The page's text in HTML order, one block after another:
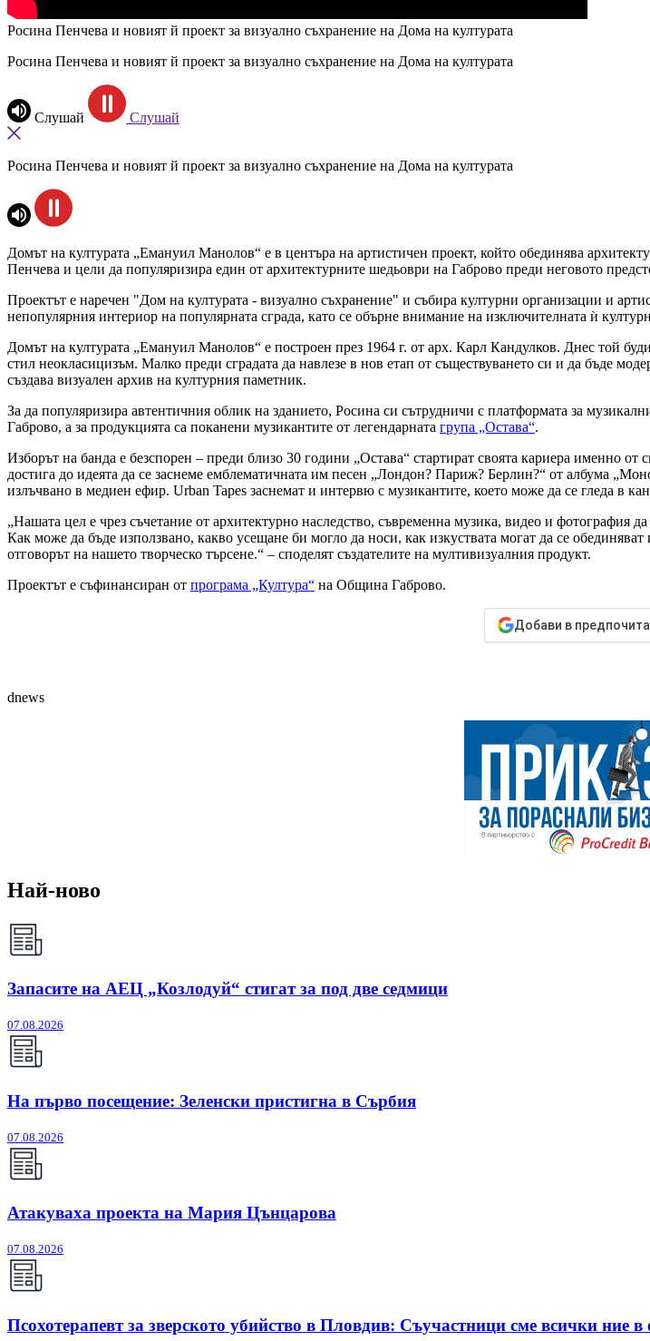
Росина Пенчева и новият й проект за визуално съхранение на Дома на културата
Росина Пенчева и новият й проект за визуално съхранение на Дома на културата
Слушай Слушай
Росина Пенчева и новият й проект за визуално съхранение на Дома на културата
Домът на културата „Емануил Манолов“ е в центъра на артистичен проект, който обединява
Пенчева и цели да популяризира един от архитектурните шедьоври на Габрово преди неговото
Проектът е наречен "Дом на културата - визуално съхранение" и събира културни организации и
непопулярния интериор на популярната сграда, като се обърне внимание на изключителната ѝ
Домът на културата „Емануил Манолов“ е построен през 1964 г. от арх. Карл Кандулков. Днес той
стил неокласицизъм. Малко преди сградата да навлезе в нов етап от съществуването си и да бъде
създава визуален архив на културния паметник.
За да популяризира автентичния облик на зданието, Росина си сътрудничи с платформата за
Габрово, а за продукцията са поканени музикантите от легендарната група „Остава“.
Изборът на банда е безспорен – преди близо 30 години „Остава“ стартират своята кариера именно
достига до идеята да се заснеме емблематичната им песен „Лондон? Париж? Берлин?“ от албума
излъчвано в медиен ефир. Urban Tapes заснемат и интервю с музикантите, което може да се гледа в
„Нашата цел е чрез съчетание от архитектурно наследство, съвременна музика, видео и фотография
Как може да бъде използвано, какво усещане би могло да носи, как изкуствата могат да се
отговорът на нашето творческо търсене.“ – споделят създателите на мултивизуалния продукт.
Проектът е съфинансиран от програма „Култура​​“ на Община Габрово.
Добави в
dnews
Най-ново
Запасите на АЕЦ „Козлодуй“ стигат за под две седмици
07.08.2026
На първо посещение: Зеленски пристигна в Сърбия
07.08.2026
Атакуваха проекта на Мария Цънцарова
07.08.2026
Псохотерапевт за зверското убийство в Пловдив: Съучастници сме всички ние в